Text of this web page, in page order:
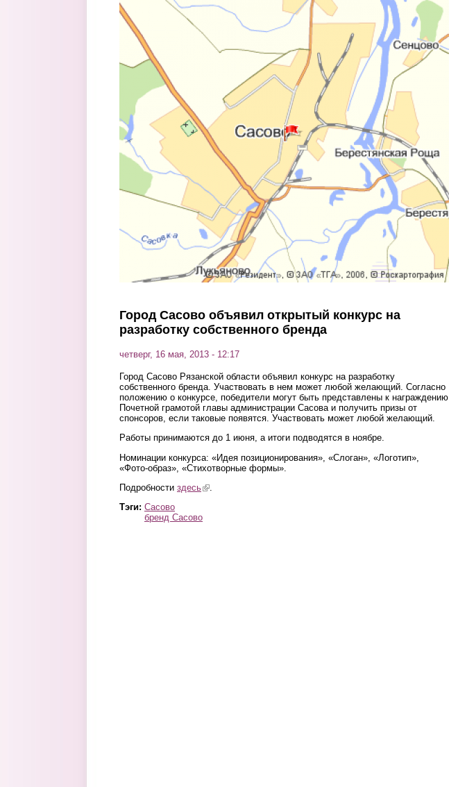
Перейти к основному содержанию
Город Сасово объявил открытый конкурс на
разработку собственного бренда
четверг, 16 мая, 2013 - 12:17
Город Сасово Рязанской области объявил конкурс на разработку
собственного бренда. Участвовать в нем может любой желающий. Согласно
положению о конкурсе, победители могут быть представлены к награждению
Почетной грамотой главы администрации Сасова и получить призы от
спонсоров, если таковые появятся. Участвовать может любой желающий.
Работы принимаются до 1 июня, а итоги подводятся в ноябре.
Номинации конкурса: «Идея позиционирования», «Слоган», «Логотип»,
«Фото-образ», «Стихотворные формы».
Подробности здесь(link is external)
Тэги: Сасово
бренд Сасово